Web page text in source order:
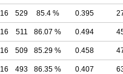
16 529 85.4 % 0.395
16 511 86.07 % 0.494
16 509 85.29 % 0.458
16 493 86.35 % 0.407